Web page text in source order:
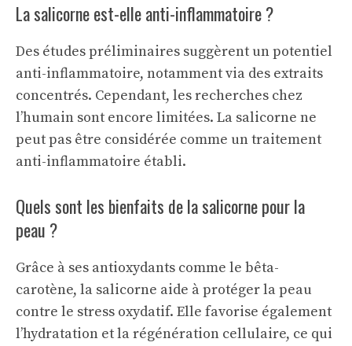
La salicorne est-elle anti-inflammatoire ?
Des études préliminaires suggèrent un potentiel
anti-inflammatoire, notamment via des extraits
concentrés. Cependant, les recherches chez
l’humain sont encore limitées. La salicorne ne
peut pas être considérée comme un traitement
anti-inflammatoire établi.
Quels sont les bienfaits de la salicorne pour la
peau ?
Grâce à ses antioxydants comme le bêta-
carotène, la salicorne aide à protéger la peau
contre le stress oxydatif. Elle favorise également
l’hydratation et la régénération cellulaire, ce qui